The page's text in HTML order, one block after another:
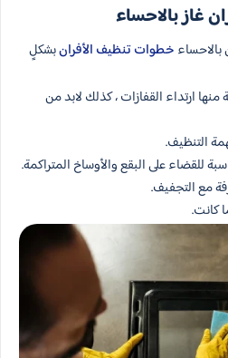
غاز بالاحساء
خطوات تنظيف الأفرانبشكلٍ
منها ارتداء القفازات ، كذلك لابد من
التنظيف.
للقضاء على البقع والأوساخ المتراكمة.
مع التجفيف.
كانت.